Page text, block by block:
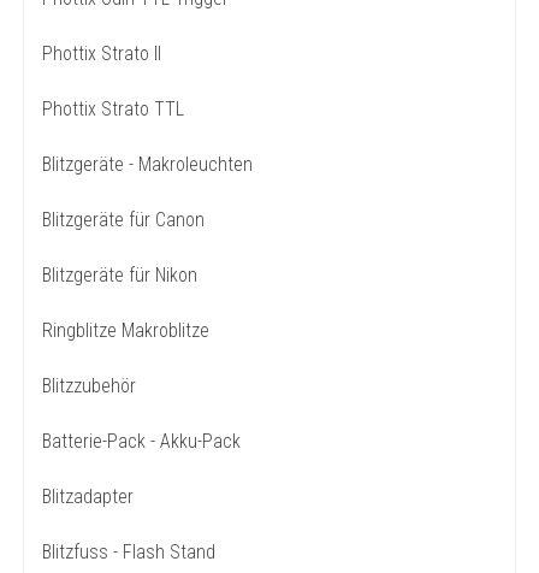
Phottix Strato II
Phottix Strato TTL
Blitzgeräte - Makroleuchten
Blitzgeräte für Canon
Blitzgeräte für Nikon
Ringblitze Makroblitze
Blitzzubehör
Batterie-Pack - Akku-Pack
Blitzadapter
Blitzfuss - Flash Stand